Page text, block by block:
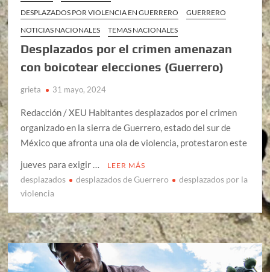
DESPLAZADOS POR VIOLENCIA EN GUERRERO
GUERRERO
NOTICIAS NACIONALES
TEMAS NACIONALES
Desplazados por el crimen amenazan
con boicotear elecciones (Guerrero)
grieta 31 mayo, 2024
Redacción / XEU Habitantes desplazados por el crimen
organizado en la sierra de Guerrero, estado del sur de
México que afronta una ola de violencia, protestaron este
jueves para exigir …
LEER MÁS
desplazados desplazados de Guerrero
desplazados por la
violencia